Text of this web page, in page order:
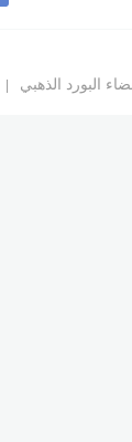
البورد الذهبي